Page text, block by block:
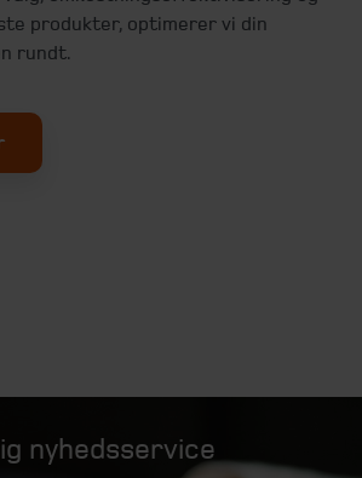
produkter, optimerer vi din
rundt.
nyhedsservice